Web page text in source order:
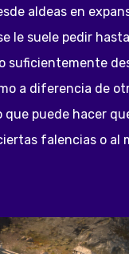
aldeas en
le suele pedir
a diferencia de
puede hacer
falencias o al